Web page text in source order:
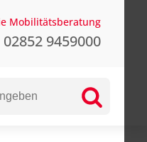
Mobilitätsberatung
02852 9459000